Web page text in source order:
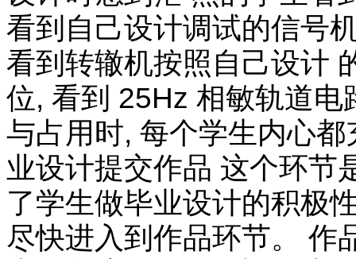
看到自己设计调试的信号
看到转辙机按照自己设计
位, 看到 25Hz 相敏轨道
与占用时, 每个学生内心
业设计提交作品 这个环节
了学生做毕业设计的积极
尽快进入到作品环节。 作